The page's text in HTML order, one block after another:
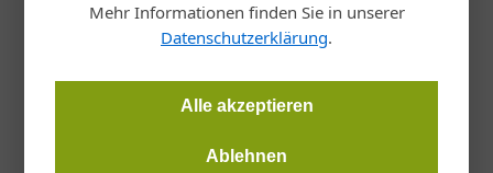
Mehr Informationen finden Sie in unserer
Datenschutzerklärung.
Alle akzeptieren
Ablehnen
Redaktion 10.10.2014, 08:47 Uhr
Die JAF-Gruppe übernimmt Standorte des Holzgroßhändlers